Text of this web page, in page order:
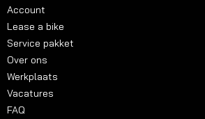
Account
Lease a bike
Service pakket
Over ons
Werkplaats
Vacatures
FAQ